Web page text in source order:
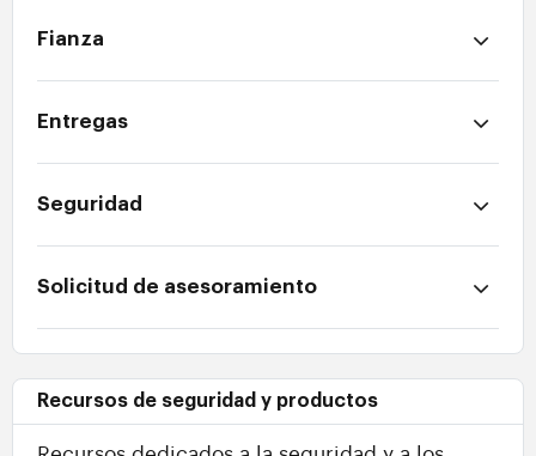
Fianza
Entregas
Seguridad
Solicitud de asesoramiento
Recursos de seguridad y productos